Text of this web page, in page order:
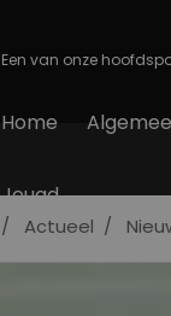
Een van onze
Home
Jeugd
Actueel